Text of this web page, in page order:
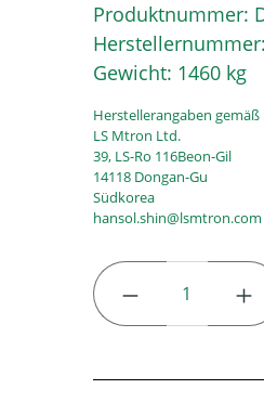
Produktnummer:
Herstellernummer:
Gewicht: 1460 kg
Herstellerangaben
LS Mtron Ltd.
39, LS-Ro 116Beon-Gil
14118 Dongan-Gu
Südkorea
hansol.shin@lsmtron.com
Produkt